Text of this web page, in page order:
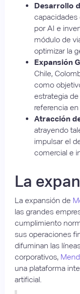
Desarrollo
por AI e
módulo de
optimizar la
Expansión
Chile,
como
estrategia
referencia en
Atracción
atrayendo
impulsar el
comercial e
La
La expansión de
las grandes
cumplimiento
sus operaciones
difuminan las
corporativos,
una plataforma
artificial.